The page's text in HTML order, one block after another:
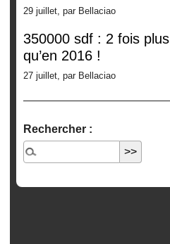
29 juillet, par Bellaciao
350000 sdf : 2 fois plus
qu’en 2016 !
27 juillet, par Bellaciao
Rechercher :